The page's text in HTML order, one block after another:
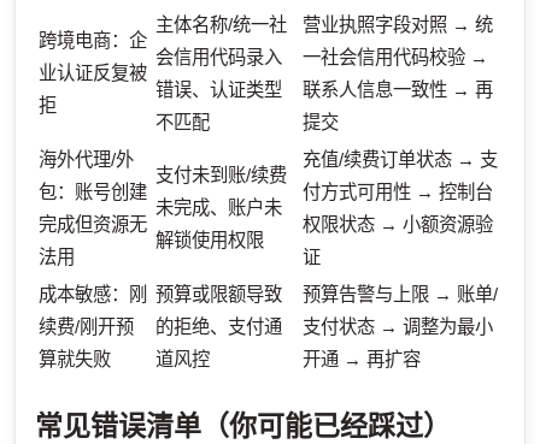
跨境电商：企
业认证反复被
拒
主体名称/统一社
会信用代码录入
错误、认证类型
不匹配
营业执照字段对照 → 统
一社会信用代码校验 →
联系人信息一致性 → 再
提交
海外代理/外
包：账号创建
完成但资源无
法用
支付未到账/续费
未完成、账户未
解锁使用权限
充值/续费订单状态 → 支
付方式可用性 → 控制台
权限状态 → 小额资源验
证
成本敏感：刚
续费/刚开预
算就失败
预算或限额导致
的拒绝、支付通
道风控
预算告警与上限 → 账单/
支付状态 → 调整为最小
开通 → 再扩容
常见错误清单（你可能已经踩过）